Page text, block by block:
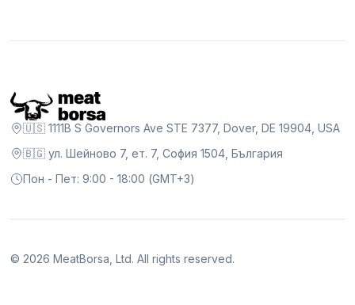
🇺🇸 1111B S Governors Ave STE 7377, Dover, DE 19904, USA
🇧🇬 ул. Шейново 7, ет. 7, София 1504, България
Пон - Пет: 9:00 - 18:00 (GMT+3)
© 2026 MeatBorsa, Ltd. All rights reserved.